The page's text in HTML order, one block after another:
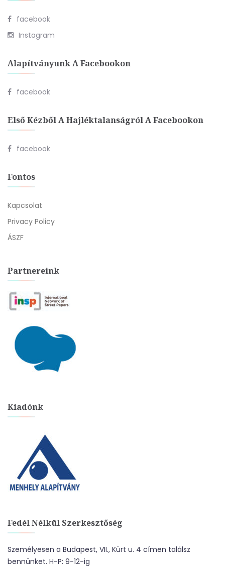
facebook
Instagram
Alapítványunk A Facebookon
facebook
Első Kézből A Hajléktalanságról A Facebookon
facebook
Fontos
Kapcsolat
Privacy Policy
ÁSZF
Partnereink
Kiadónk
Fedél Nélkül Szerkesztőség
Személyesen a Budapest, VII., Kürt u. 4 címen találsz
bennünket. H-P: 9-12-ig